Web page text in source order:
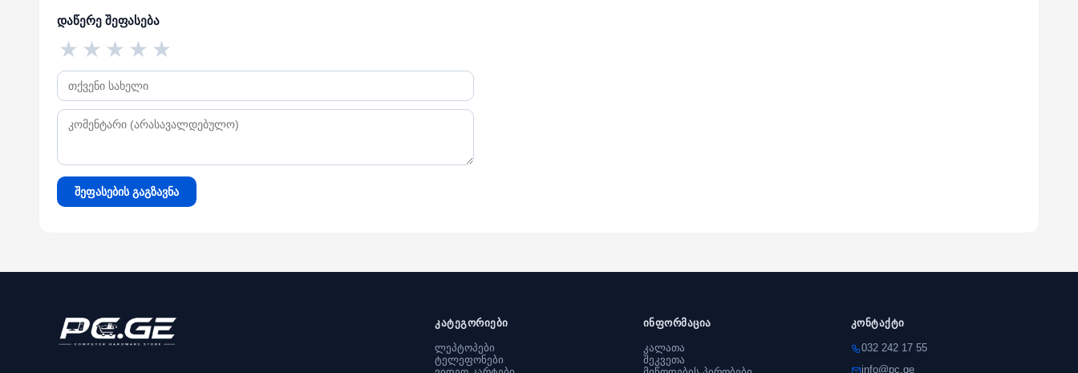
დაწერე შეფასება
★
★
★
★
★
შეფასების გაგზავნა
კატეგორიები
ლეპტოპები
ტელეფონები
ინფორმაცია
კალათა
შეკვეთა
კონტაქტი
032 242 17 55
info@pc.ge